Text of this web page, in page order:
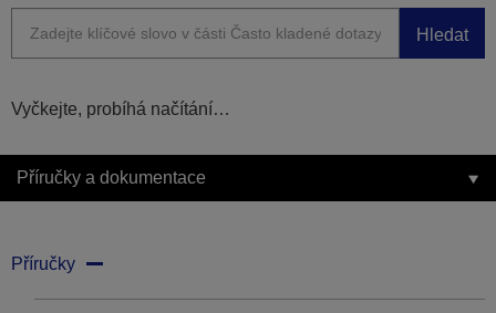
Hledat
Vyčkejte, probíhá načítání…
Příručky a dokumentace
Příručky